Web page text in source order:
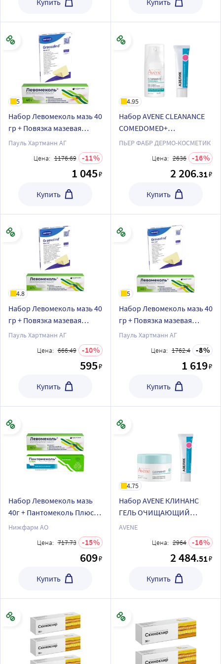
Купить Купить
5
Набор Левомеколь мазь 40
гр + Повязка мазевая
Гразолинд 7.5 см х 10 см,
Пауль Хартманн АГ
Цена: 1176.69 11
1 045₽
Купить
4.95
Набор AVENE CLEANANCE
COMEDOMED+
КОНЦЕНТРАТ ДЛЯ
ПРОБЛЕМНОЙ КОЖИ
СКЛОННОЙ К АКНЕ
ИНТЕНСИВНЫЙ 30МЛ +
АЗЕЛИК 15% 30,0 ГЕЛЬ
ПЬЕР ФАБР ДЕРМО-КОСМЕТИК
Цена: 2636 16
2 206.31₽
Купить
4.8
Набор Левомеколь мазь 40
гр + Повязка мазевая
Гразолинд 5 см х 5 см, 10
Пауль Хартманн АГ
Цена: 666.49 10
595₽
Купить
5
Набор Левомеколь мазь 40
гр + Повязка мазевая
Гразолинд 10 см х 10 см, 10
Пауль Хартманн АГ
Цена: 1762.4 8
1 619₽
Купить
Набор Левомеколь мазь
40г + Пантомеколь Плюс
крем 30г по специальной
Нижфарм АО
Цена: 717.73 15
609₽
Купить
4.75
Набор AVENE КЛИНАНС
ГЕЛЬ ОЧИЩАЮЩИЙ
400МЛ + АЗЕЛИК 15% 30,0
AVENE
Цена: 2964 16
2 484.51₽
Купить